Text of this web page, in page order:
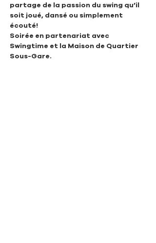
partage de la passion du swing qu’il
soit joué, dansé ou simplement
écouté!
Soirée en partenariat avec
Swingtime et la Maison de Quartier
Sous-Gare.